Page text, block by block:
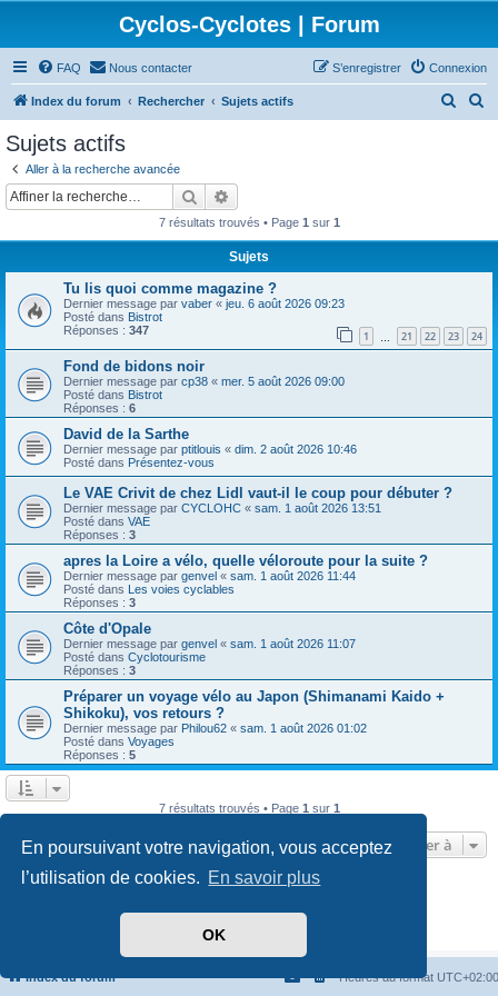
En poursuivant votre navigation, vous acceptez
l’utilisation de cookies. En savoir plus
OK
Cyclos-Cyclotes | Forum
FAQ Nous contacter Connexion
S’enregistrer
Index du forum Rechercher Sujets actifs
r
Sujets actifs
Aller à la recherche avancée
Rechercher
7 résultats trouvés • Page 1 sur 1
Sujets
Tu lis quoi comme magazine ?
Dernier message par vaber « jeu. 6 août 2026 09:23
Posté dans Bistrot
Réponses : 347 1 21 22 23 24
Fond de bidons noir
Dernier message par cp38 « mer. 5 août 2026 09:00
Posté dans Bistrot
Réponses : 6
David de la Sarthe
Dernier message par ptitlouis « dim. 2 août 2026 10:46
Posté dans Présentez-vous
Le VAE Crivit de chez Lidl vaut-il le coup pour débuter ?
Dernier message par CYCLOHC « sam. 1 août 2026 13:51
Posté dans VAE
Réponses : 3
apres la Loire a vélo, quelle véloroute pour la suite ?
Dernier message par genvel « sam. 1 août 2026 11:44
Posté dans Les voies cyclables
Réponses : 3
Côte d'Opale
Dernier message par genvel « sam. 1 août 2026 11:07
Posté dans Cyclotourisme
Réponses : 3
Préparer un voyage vélo au Japon (Shimanami Kaido +
Shikoku), vos retours ?
Dernier message par Philou62 « sam. 1 août 2026 01:02
Posté dans Voyages
Réponses : 5
7 résultats trouvés • Page 1 sur 1
Aller à
Index du forum Heures au format UTC+02:00
phpBB® Forum Software © phpBB Limited
Confidentialité